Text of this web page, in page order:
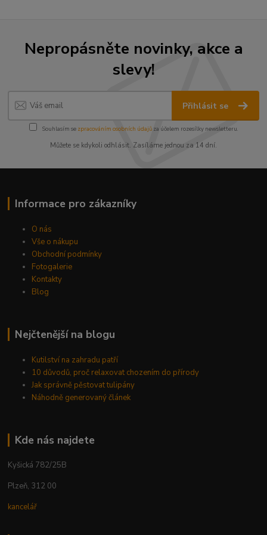
Nepropásněte novinky, akce a
slevy!
Přihlásit se
Souhlasím se zpracováním osobních údajůza účelem rozesílky newsletteru.
Můžete se kdykoli odhlásit. Zasíláme jednou za 14 dní.
Informace pro zákazníky
O nás
Vše o nákupu
Obchodní podmínky
Fotogalerie
Kontakty
Blog
Nejčtenější na blogu
Kutilství na zahradu patří
10 důvodů, proč relaxovat chozením do přírody
Jak správně pěstovat tulipány
Náhodně generovaný článek
Kde nás najdete
Kyšická 782/25B
Plzeň, 312 00
kancelář